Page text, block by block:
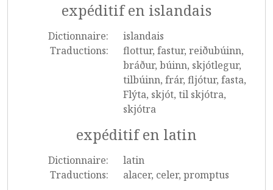
expéditif en islandais
Dictionnaire:
islandais
Traductions:
flottur, fastur, reiðubúinn,
bráður, búinn, skjótlegur,
tilbúinn, frár, fljótur, fasta,
Flýta, skjót, til skjótra,
skjótra
expéditif en latin
Dictionnaire:
latin
Traductions:
alacer, celer, promptus